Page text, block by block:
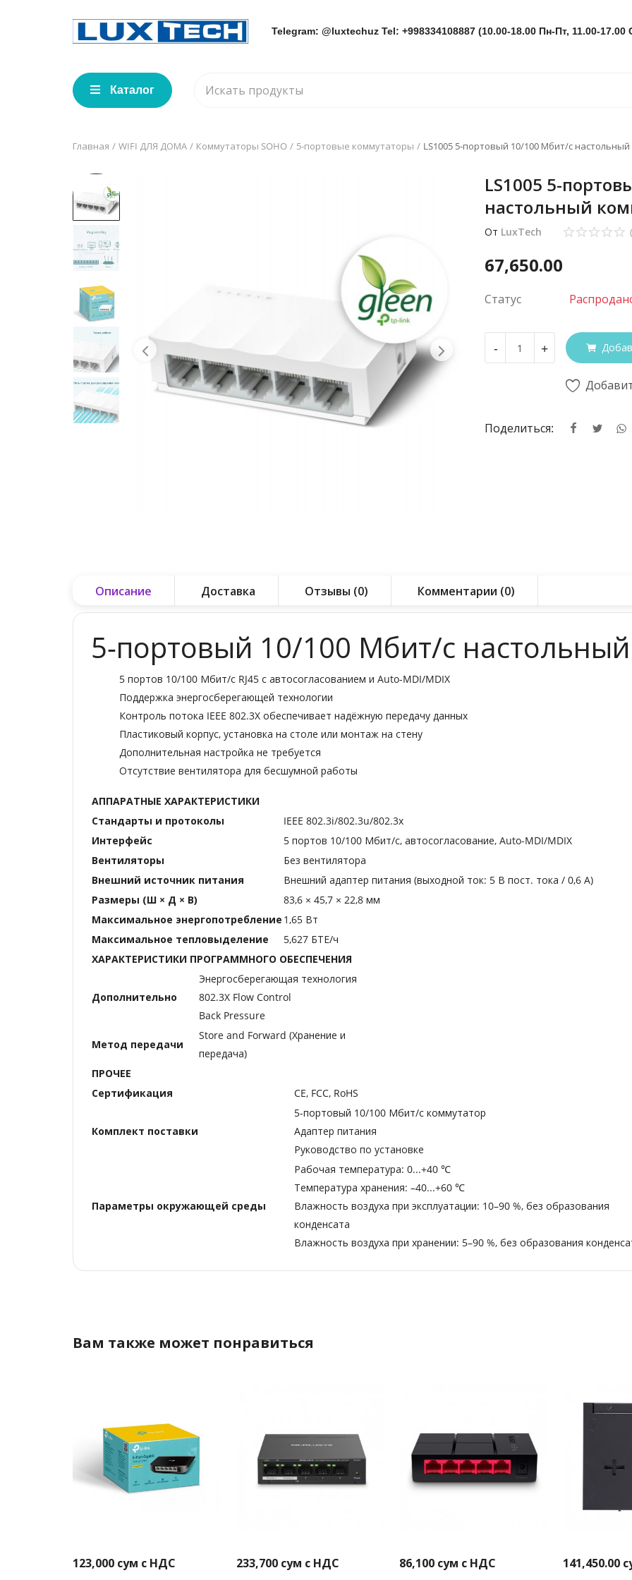
Telegram: @luxtechuz Tel: +998334108887 (10.00-18.00 Пн-Пт, 11.00-17.00
Каталог
Главная WIFI ДЛЯ ДОМА Коммутаторы SOHO 5-портовые коммутаторы LS1005 5-портовый 10/100 Мбит/с
LS1005 5-
настольный
От LuxTech
67,650.00
Статус
- +
Поделиться:
Описание Доставка Отзывы (0) Комментарии (0)
5-портовый 10/100 Мбит/с
5 портов 10/100 Мбит/с RJ45 с автосогласованием и Auto-MDI/MDIX
Поддержка энергосберегающей технологии
Контроль потока IEEE 802.3X обеспечивает надёжную передачу данных
Пластиковый корпус, установка на столе или монтаж на стену
Дополнительная настройка не требуется
Отсутствие вентилятора для бесшумной работы
АППАРАТНЫЕ ХАРАКТЕРИСТИКИ
Стандарты и протоколы
IEEE 802.3i/802.3u/802.3x
Интерфейс
5 портов 10/100 Мбит/с, автосогласование, Auto-MDI/MDIX
Вентиляторы
Без вентилятора
Внешний источник питания
Внешний адаптер питания (выходной ток: 5 В пост. тока / 0,6 A)
Размеры (Ш × Д × В)
83,6 × 45,7 × 22,8 мм
Максимальное энергопотребление 1,65 Вт
Максимальное тепловыделение
5,627 БТЕ/ч
ХАРАКТЕРИСТИКИ ПРОГРАММНОГО ОБЕСПЕЧЕНИЯ
Дополнительно
Энергосберегающая технология
802.3X Flow Control
Back Pressure
Метод передачи
Store and Forward (Хранение и
передача)
ПРОЧЕЕ
Сертификация
CE, FCC, RoHS
Комплект поставки
5-портовый 10/100 Мбит/с коммутатор
Адаптер питания
Руководство по установке
Параметры окружающей среды
Рабочая температура: 0...+40 ℃
Температура хранения: –40...+60 ℃
Влажность воздуха при эксплуатации: 10–90 %, без образования
конденсата
Влажность воздуха при хранении: 5–90 %, без образования
Вам также может понравиться
123,000 сум с НДС 233,700 сум с НДС 86,100 сум с НДС 141,450.00